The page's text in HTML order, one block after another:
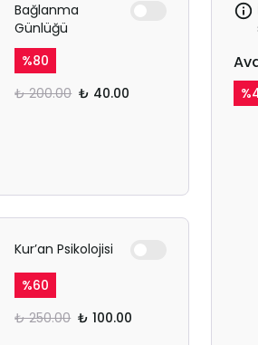
Bağlanma
Günlüğü
%80
₺ 200.00 ₺ 40.00
Kur’an Psikolojisi
%60
₺ 250.00 ₺ 100.00
%